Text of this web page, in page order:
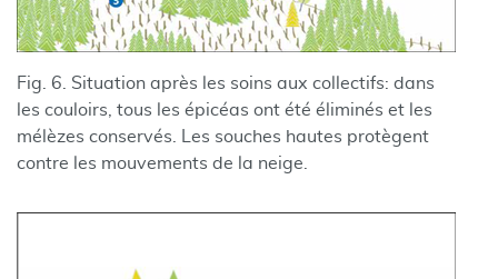
Fig. 6. Situation après les soins aux collectifs: dans
les couloirs, tous les épicéas ont été éliminés et les
mélèzes conservés. Les souches hautes protègent
contre les mouvements de la neige.